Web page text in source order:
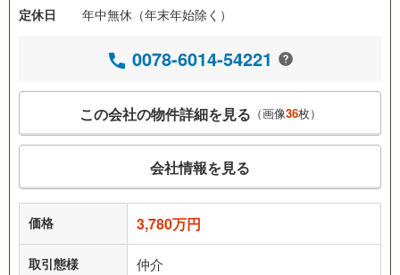
定休日
年中無休（年末年始除く）
0078-6014-54221
この会社の物件詳細を見る （画像36枚）
会社情報を見る
価格 3,780万円
取引態様 仲介